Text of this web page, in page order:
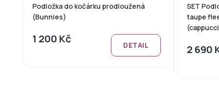
Podložka do kočárku prodloužená
(Bunnies)
1 200 Kč DETAIL
SET
taupe
2 690